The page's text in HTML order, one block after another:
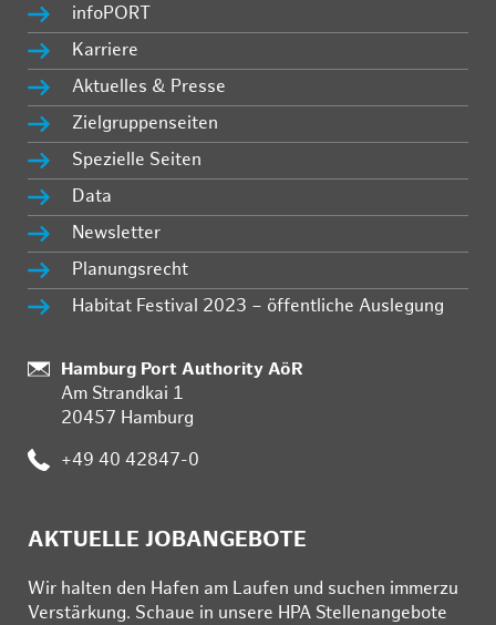
infoPORT
Karriere
Aktuelles & Presse
Zielgruppenseiten
Spezielle Seiten
Data
Newsletter
Planungsrecht
Habitat Festival 2023 – öffentliche Auslegung
Standort:
Hamburg Port Authority AöR
Am Strandkai 1
20457 Hamburg
Telefon:
+49 40 42847-0
AKTUELLE JOBANGEBOTE
Wir hal­ten den Ha­fen am Lau­fen und su­chen im­mer­zu
Ver­stär­kung. Schau­e in un­se­re HPA Stel­len­an­ge­bo­te